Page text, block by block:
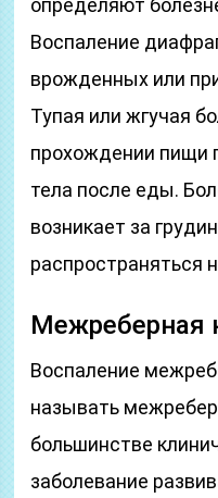
определяют
Воспаление
врожденных или
Тупая или жгучая
прохождении пищи
тела после еды.
возникает за
распространяться
Межреберная
Воспаление
называть
большинстве
заболевание